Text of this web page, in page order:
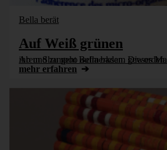
Bella berät
Auf Weiß grünen
Ab und zu geht Bella baden. Dieses Mal ist sie auf etwas an ihrem Shampoo aufmerksam geworden.
mehr erfahren